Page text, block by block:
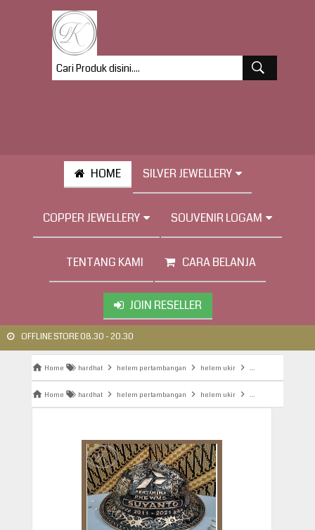
HOME SILVER JEWELLERY
COPPER JEWELLERY SOUVENIR LOGAM
TENTANG KAMI CARA BELANJA
JOIN RESELLER
OFFLINE STORE 08.30 - 20.30
Home hardhat helem pertambangan helem ukir helem ukir
Home hardhat helem pertambangan helem ukir helem ukir